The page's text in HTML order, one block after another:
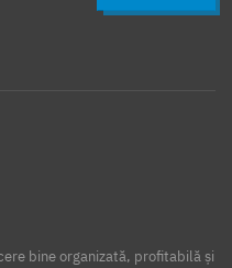
bine organizată, profitabilă și